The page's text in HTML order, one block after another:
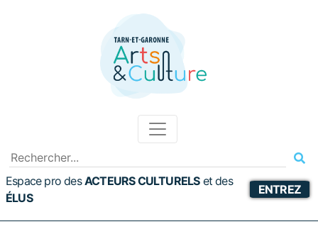
Espace pro desACTEURS CULTURELS etdes
ÉLUS
ENTREZ